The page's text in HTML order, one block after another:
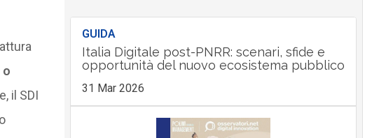
il SDI
GUIDA
Italia Digitale post-PNRR: scenari, sfide e
opportunità del nuovo ecosistema pubblico
31 Mar 2026